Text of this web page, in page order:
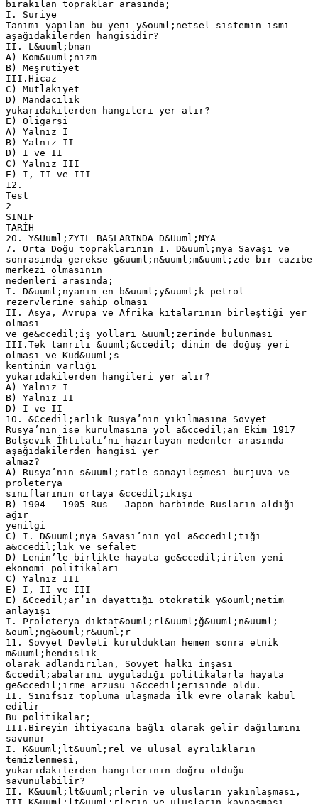
bırakılan topraklar arasında;
I. Suriye
Tanımı yapılan bu yeni y&ouml;netsel sistemin ismi
aşağıdakilerden hangisidir?
II. L&uuml;bnan
A) Kom&uuml;nizm
B) Meşrutiyet
III.Hicaz
C) Mutlakıyet
D) Mandacılık
yukarıdakilerden hangileri yer alır?
E) Oligarşi
A) Yalnız I
B) Yalnız II
D) I ve II
C) Yalnız III
E) I, II ve III
12.
Test
2
SINIF
TARİH
20. Y&Uuml;ZYIL BAŞLARINDA D&Uuml;NYA
7. Orta Doğu topraklarının I. D&uuml;nya Savaşı ve
sonrasında gerekse g&uuml;n&uuml;m&uuml;zde bir cazibe
merkezi olmasının
nedenleri arasında;
I. D&uuml;nyanın en b&uuml;y&uuml;k petrol
rezervlerine sahip olması
II. Asya, Avrupa ve Afrika kıtalarının birleştiği yer
olması
ve ge&ccedil;iş yolları &uuml;zerinde bulunması
III.Tek tanrılı &uuml;&ccedil; dinin de doğuş yeri
olması ve Kud&uuml;s
kentinin varlığı
yukarıdakilerden hangileri yer alır?
A) Yalnız I
B) Yalnız II
D) I ve II
10. &Ccedil;arlık Rusya’nın yıkılmasına Sovyet
Rusya’nın ise kurulmasına yol a&ccedil;an Ekim 1917
Bolşevik İhtilali’ni hazırlayan nedenler arasında
aşağıdakilerden hangisi yer
almaz?
A) Rusya’nın s&uuml;ratle sanayileşmesi burjuva ve
proleterya
sınıflarının ortaya &ccedil;ıkışı
B) 1904 - 1905 Rus - Japon harbinde Rusların aldığı
ağır
yenilgi
C) I. D&uuml;nya Savaşı’nın yol a&ccedil;tığı
a&ccedil;lık ve sefalet
D) Lenin’le birlikte hayata ge&ccedil;irilen yeni
ekonomi politikaları
C) Yalnız III
E) I, II ve III
E) &Ccedil;ar’ın dayattığı otokratik y&ouml;netim
anlayışı
I. Proleterya diktat&ouml;rl&uuml;ğ&uuml;n&uuml;
&ouml;ng&ouml;r&uuml;r
11. Sovyet Devleti kurulduktan hemen sonra etnik
m&uuml;hendislik
olarak adlandırılan, Sovyet halkı inşası
&ccedil;abalarını uyguladığı politikalarla hayata
ge&ccedil;irme arzusu i&ccedil;erisinde oldu.
II. Sınıfsız topluma ulaşmada ilk evre olarak kabul
edilir
Bu politikalar;
III.Bireyin ihtiyacına bağlı olarak gelir dağılımını
savunur
I. K&uuml;lt&uuml;rel ve ulusal ayrılıkların
temizlenmesi,
yukarıdakilerden hangilerinin doğru olduğu
savunulabilir?
II. K&uuml;lt&uuml;rlerin ve ulusların yakınlaşması,